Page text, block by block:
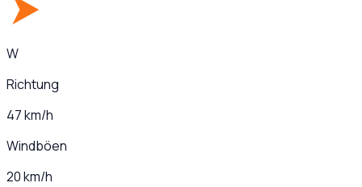
W
Richtung
47 km/h
Windböen
20 km/h